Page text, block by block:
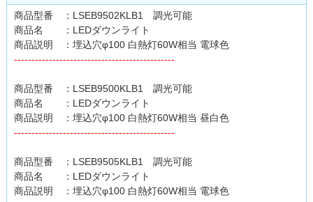
商品型番 ：LSEB9502KLB1 調光可能
商品名 ：LEDダウンライト
商品説明 ：埋込穴φ100 白熱灯60W相当 電球色
----------------------------------------------
商品型番 ：LSEB9500KLB1 調光可能
商品名 ：LEDダウンライト
商品説明 ：埋込穴φ100 白熱灯60W相当 昼白色
----------------------------------------------
商品型番 ：LSEB9505KLB1 調光可能
商品名 ：LEDダウンライト
商品説明 ：埋込穴φ100 白熱灯60W相当 電球色